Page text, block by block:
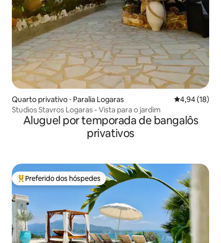
Quarto privativo ⋅ Paralia Logaras 4,94 de uma
4,94 (18)
Studios Stavros Logaras - Vista para o jardim
Aluguel por temporada de bangalôs
privativos
Entre os melhores preferidos dos hóspedes
Preferido dos hóspedes